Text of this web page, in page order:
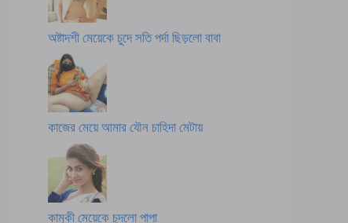
অষ্টাদশী মেয়েকে চুদে সতি পর্দা ছিড়লো বাবা
কাজের মেয়ে আমার যৌন চাহিদা মেটায়
কামুকী মেয়েকে চুদলো পাপা